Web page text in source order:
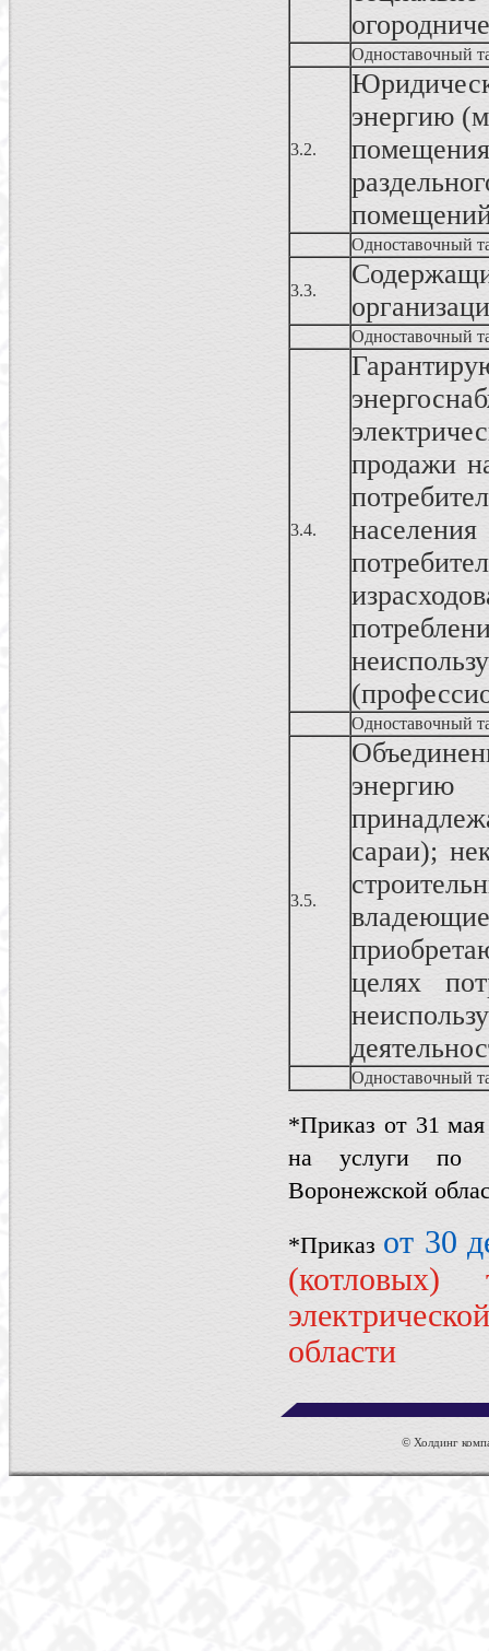
Одноставочный
3.2.
энергию
Одноставочный
3.3.
Одноставочный
3.4.
продажи
Одноставочный
3.5.
сараи);
целях
Одноставочный
*Приказ от 31
на услуги по
Воронежской
*Приказ от 30
области
© Холдинг